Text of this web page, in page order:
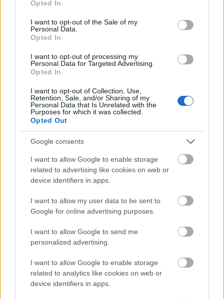
use your data for below specified purposes in below Google
consent section.
Opted In
I want to opt-out of the Sale of my
Personal Data.
Opted In
I want to opt-out of processing my
Personal Data for Targeted Advertising.
Opted In
I want to opt-out of Collection, Use,
Retention, Sale, and/or Sharing of my
Personal Data that Is Unrelated with the
Purposes for which it was collected.
Opted Out
Google consents
I want to allow Google to enable storage
related to advertising like cookies on web or
device identifiers in apps.
I want to allow my user data to be sent to
Google for online advertising purposes.
I want to allow Google to send me
personalized advertising.
I want to allow Google to enable storage
related to analytics like cookies on web or
device identifiers in apps.